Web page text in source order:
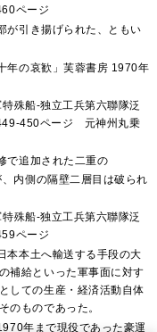
ページ
が引き揚げられた、ともい
年の哀歓」芙蓉書房 1970年
殊船-独立工兵第六聯隊泛
450ページ 元神州丸乗
で追加された二重の
内側の隔壁二層目は破られ
殊船-独立工兵第六聯隊泛
ページ
本本土へ輸送する手段の大
補給といった軍事面に対す
しての生産・経済活動自体
のものであった。
年まで現役であった豪運